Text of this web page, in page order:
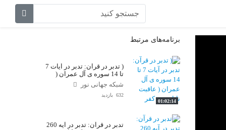
برنامه‌های مرتبط
01:02:14
( تدبر در قرآن: تدبر در آیات 7
تا 14 سوره ی آل عمران (
عاقبت ناباوری و کفر
شبکه جهانی نور
632 بازدید
تدبر در قرآن: تدبر در آیه 260